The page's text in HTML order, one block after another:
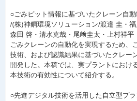
○ごみピット情報に基づいたクレーン自
/(株)神鋼環境ソリューション/渡邉 圭・
森田 啓・清水克哉・尾﨑圭太・上村祥平
ごみクレーンの自動化を実現するため、
技術、および認識結果に基づいたクレー
開発した。本稿では、実プラントにおけ
本技術の有効性について紹介する。
○先進デジタル技術を活用した自立型プラ